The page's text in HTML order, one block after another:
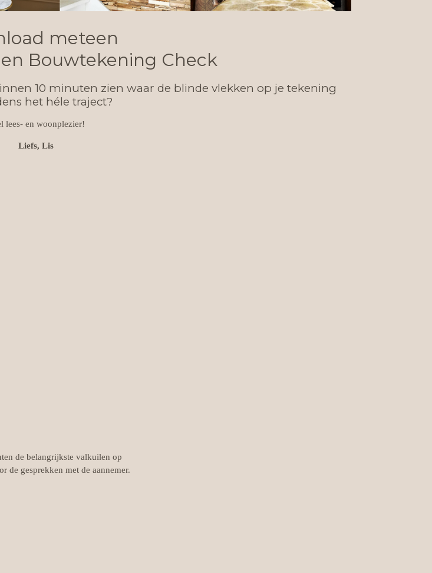
meteen
Bouwtekening Check
10 minuten zien waar de blinde vlekken op je tekening
het héle traject?
lees- en woonplezier!
Liefs, Lis
de belangrijkste valkuilen op
de gesprekken met de aannemer.